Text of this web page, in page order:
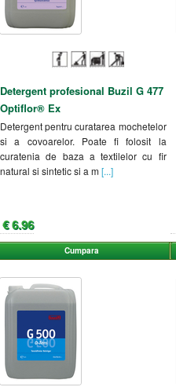
Detergent profesional Buzil G 477
Optiflor® Ex
Detergent pentru curatarea mochetelor
si a covoarelor. Poate fi folosit la
curatenia de baza a textilelor cu fir
natural si sintetic si a m[...]
€ 6.96
Cumpara